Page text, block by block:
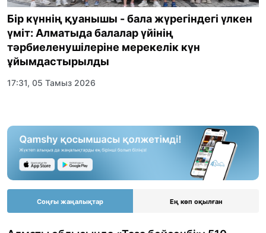
Бір күннің қуанышы - бала жүрегіндегі үлкен
үміт: Алматыда балалар үйінің
тәрбиеленушілеріне мерекелік күн
ұйымдастырылды
17:31, 05 Тамыз 2026
Соңғы жаңалықтар Ең көп оқылған